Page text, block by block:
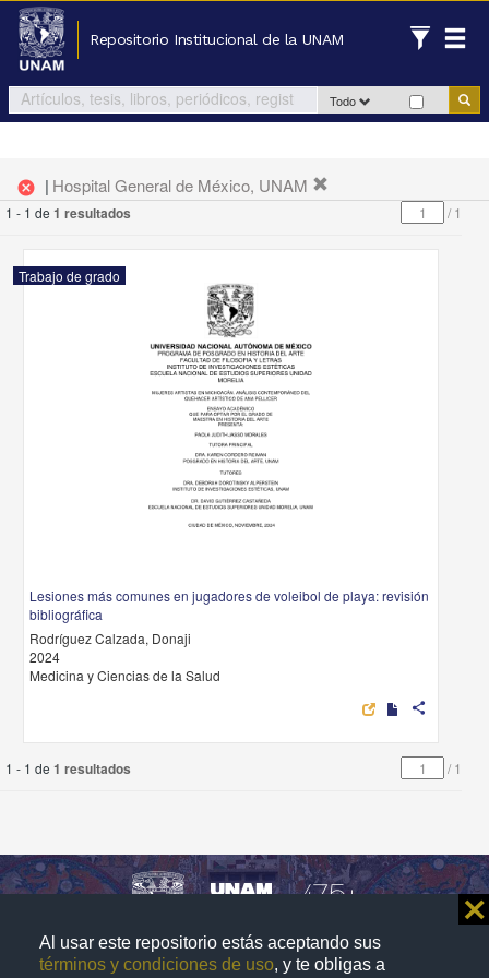
Al usar este repositorio estás aceptando sus
términos y condiciones de uso, y te obligas a
⨯
Repositorio Institucional de la UNAM
Todo
cancel | Hospital General de México, UNAM
1 - 1 de 1 resultados /1
Trabajo de grado
Lesiones más comunes en jugadores de voleibol de playa: revisión
bibliográfica
Rodríguez Calzada, Donaji
2024
Medicina y Ciencias de la Salud
share
1 - 1 de 1 resultados /1
Repositorio Institucional de la
Universidad Nacional Autónoma de México